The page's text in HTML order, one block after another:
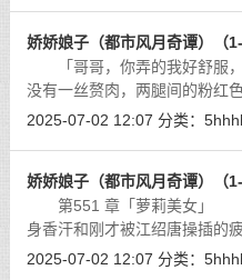
娇娇娘子（都市风月奇谭）（
「哥哥，你弄的我好舒服，
没有一丝赘肉，两腿间的粉红
颤抖一阵阵地摇摆，她圣洁的
2025-07-02 12:07 分类：
娇娇娘子（都市风月奇谭）（
第551 章「萝莉美女」
身香汗和刚才被江绍唐操插的
了。[详细]
2025-07-02 12:07 分类：